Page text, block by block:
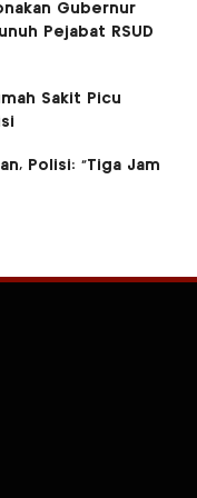
Gubernur
Pejabat RSUD
Sakit Picu
Polisi: “Tiga Jam